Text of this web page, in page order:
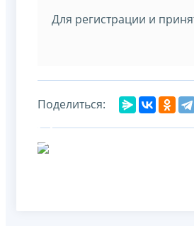
Для регистрации и
Поделиться: